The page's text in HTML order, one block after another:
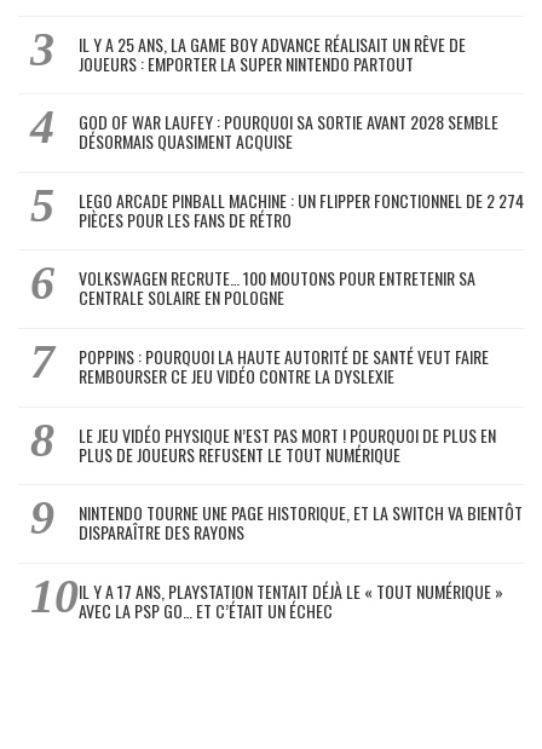
IL Y A 25 ANS, LA GAME BOY ADVANCE RÉALISAIT UN RÊVE DE
JOUEURS : EMPORTER LA SUPER NINTENDO PARTOUT
GOD OF WAR LAUFEY : POURQUOI SA SORTIE AVANT 2028 SEMBLE
DÉSORMAIS QUASIMENT ACQUISE
LEGO ARCADE PINBALL MACHINE : UN FLIPPER FONCTIONNEL DE 2 274
PIÈCES POUR LES FANS DE RÉTRO
VOLKSWAGEN RECRUTE… 100 MOUTONS POUR ENTRETENIR SA
CENTRALE SOLAIRE EN POLOGNE
POPPINS : POURQUOI LA HAUTE AUTORITÉ DE SANTÉ VEUT FAIRE
REMBOURSER CE JEU VIDÉO CONTRE LA DYSLEXIE
LE JEU VIDÉO PHYSIQUE N’EST PAS MORT ! POURQUOI DE PLUS EN
PLUS DE JOUEURS REFUSENT LE TOUT NUMÉRIQUE
NINTENDO TOURNE UNE PAGE HISTORIQUE, ET LA SWITCH VA BIENTÔT
DISPARAÎTRE DES RAYONS
IL Y A 17 ANS, PLAYSTATION TENTAIT DÉJÀ LE « TOUT NUMÉRIQUE »
AVEC LA PSP GO… ET C’ÉTAIT UN ÉCHEC